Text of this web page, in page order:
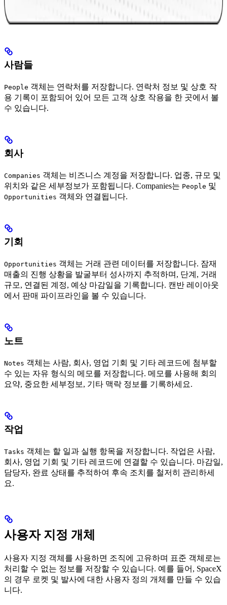
사람들
People 객체는 연락처를 저장합니다. 연락처 정보 및 상호 작
용 기록이 포함되어 있어 모든 고객 상호 작용을 한 곳에서 볼
수 있습니다.
회사
Companies 객체는 비즈니스 계정을 저장합니다. 업종, 규모 및
위치와 같은 세부정보가 포함됩니다. Companies는 People 및
Opportunities 객체와 연결됩니다.
기회
Opportunities 객체는 거래 관련 데이터를 저장합니다. 잠재
매출의 진행 상황을 발굴부터 성사까지 추적하며, 단계, 거래
규모, 연결된 계정, 예상 마감일을 기록합니다. 캔반 레이아웃
에서 판매 파이프라인을 볼 수 있습니다.
노트
Notes 객체는 사람, 회사, 영업 기회 및 기타 레코드에 첨부할
수 있는 자유 형식의 메모를 저장합니다. 메모를 사용해 회의
요약, 중요한 세부정보, 기타 맥락 정보를 기록하세요.
작업
Tasks 객체는 할 일과 실행 항목을 저장합니다. 작업은 사람,
회사, 영업 기회 및 기타 레코드에 연결할 수 있습니다. 마감일,
담당자, 완료 상태를 추적하여 후속 조치를 철저히 관리하세
요.
사용자 지정 개체
사용자 지정 객체를 사용하면 조직에 고유하며 표준 객체로는
처리할 수 없는 정보를 저장할 수 있습니다. 예를 들어, SpaceX
의 경우 로켓 및 발사에 대한 사용자 정의 개체를 만들 수 있습
니다.